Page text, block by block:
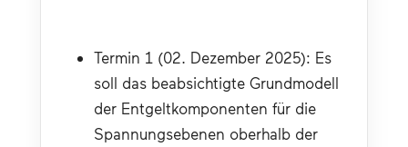
Termin 1 (02. Dezember 2025): Es
soll das beabsichtigte Grundmodell
der Entgeltkomponenten für die
Spannungsebenen oberhalb der